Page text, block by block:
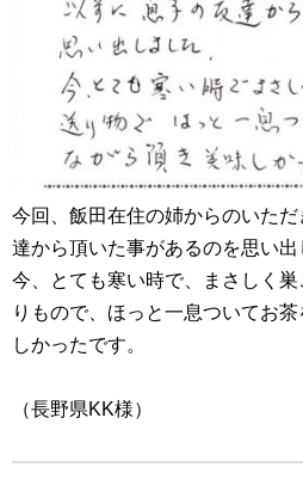
今回、飯田在住の姉からのいた
達から頂いた事があるのを思い出
今、とても寒い時で、まさしく巣
りもので、ほっと一息ついてお
しかったです。
（長野県KK様）